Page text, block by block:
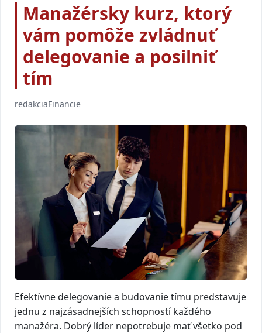
Manažérsky kurz, ktorý
vám pomôže zvládnuť
delegovanie a posilniť
tím
redakciaFinancie
Efektívne delegovanie a budovanie tímu predstavuje
jednu z najzásadnejších schopností každého
manažéra. Dobrý líder nepotrebuje mať všetko pod